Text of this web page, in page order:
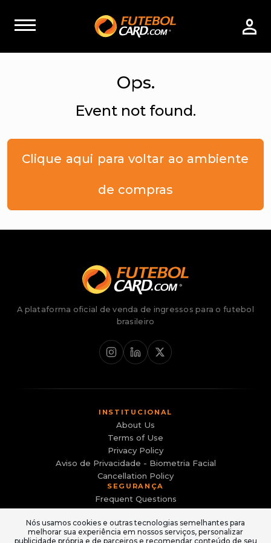
Ops.
Event not found.
Clique aqui para voltar ao ambiente
de compras
A plataforma oficial de venda de ingressos para o futebol
brasileiro
INSTITUCIONAL
About Us
Terms of Use
Privacy Policy
Aviso de Privacidade - Biometria Facial
Cancellation Policy
SEGURANÇA
Frequent Questions
Canal de Denúncias
Evite sites falsos e golpes
ACESSO
Nós usamos cookies e outras tecnologias semelhantes para
melhorar sua experiência em nossos serviços, personalizar
publicidade própria e de parceiros e recomendar conteúdo de seu